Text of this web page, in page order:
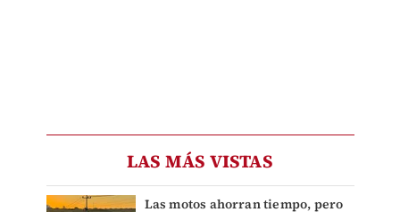
LAS MÁS VISTAS
Las motos ahorran tiempo, pero